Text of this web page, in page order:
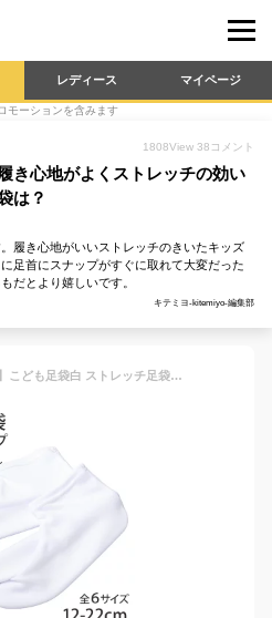
レディース マイページ
モーションを含みます
1808View 38 コメント
き心地がよくストレッチの効い
は？
履き心地がいいストレッチのきいたキッズ
足首にスナップがすぐに取れて大変だった
だとより嬉しいです。
キテミヨ-kitemiyo-編集部
【普通郵便限定送料無料】こども足袋白 ストレッチ足袋 12/13/14/15/16/17/18/19/20/21/22cm【口ゴムソックス】【七五三 子供 キッズ】